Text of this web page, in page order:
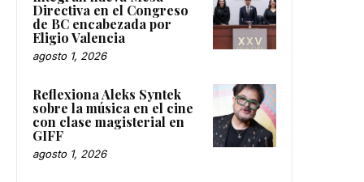
Directiva en el Congreso
de BC encabezada por
Eligio Valencia
agosto 1, 2026
Reflexiona Aleks Syntek
sobre la música en el cine
con clase magisterial en
GIFF
agosto 1, 2026